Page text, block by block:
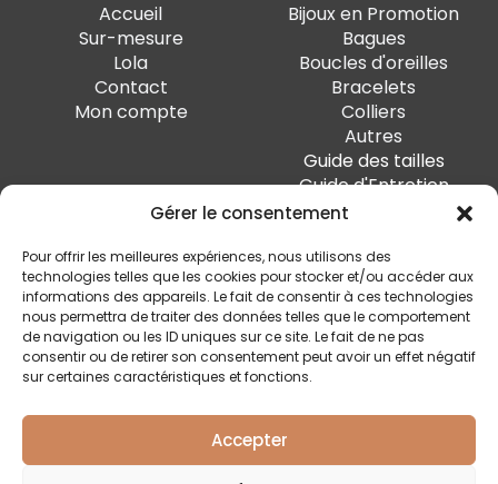
Gérer le consentement
Pour offrir les meilleures expériences, nous utilisons des
technologies telles que les cookies pour stocker et/ou accéder aux
informations des appareils. Le fait de consentir à ces technologies
nous permettra de traiter des données telles que le comportement
de navigation ou les ID uniques sur ce site. Le fait de ne pas
consentir ou de retirer son consentement peut avoir un effet négatif
sur certaines caractéristiques et fonctions.
Accepter
Accueil
Sur-mesure
Lola
Contact
Mon compte
Bijoux en Promotion
Bagues
Boucles d'oreilles
Bracelets
Colliers
Autres
Guide des tailles
Guide d'Entretien
SUIVEZ-MOI